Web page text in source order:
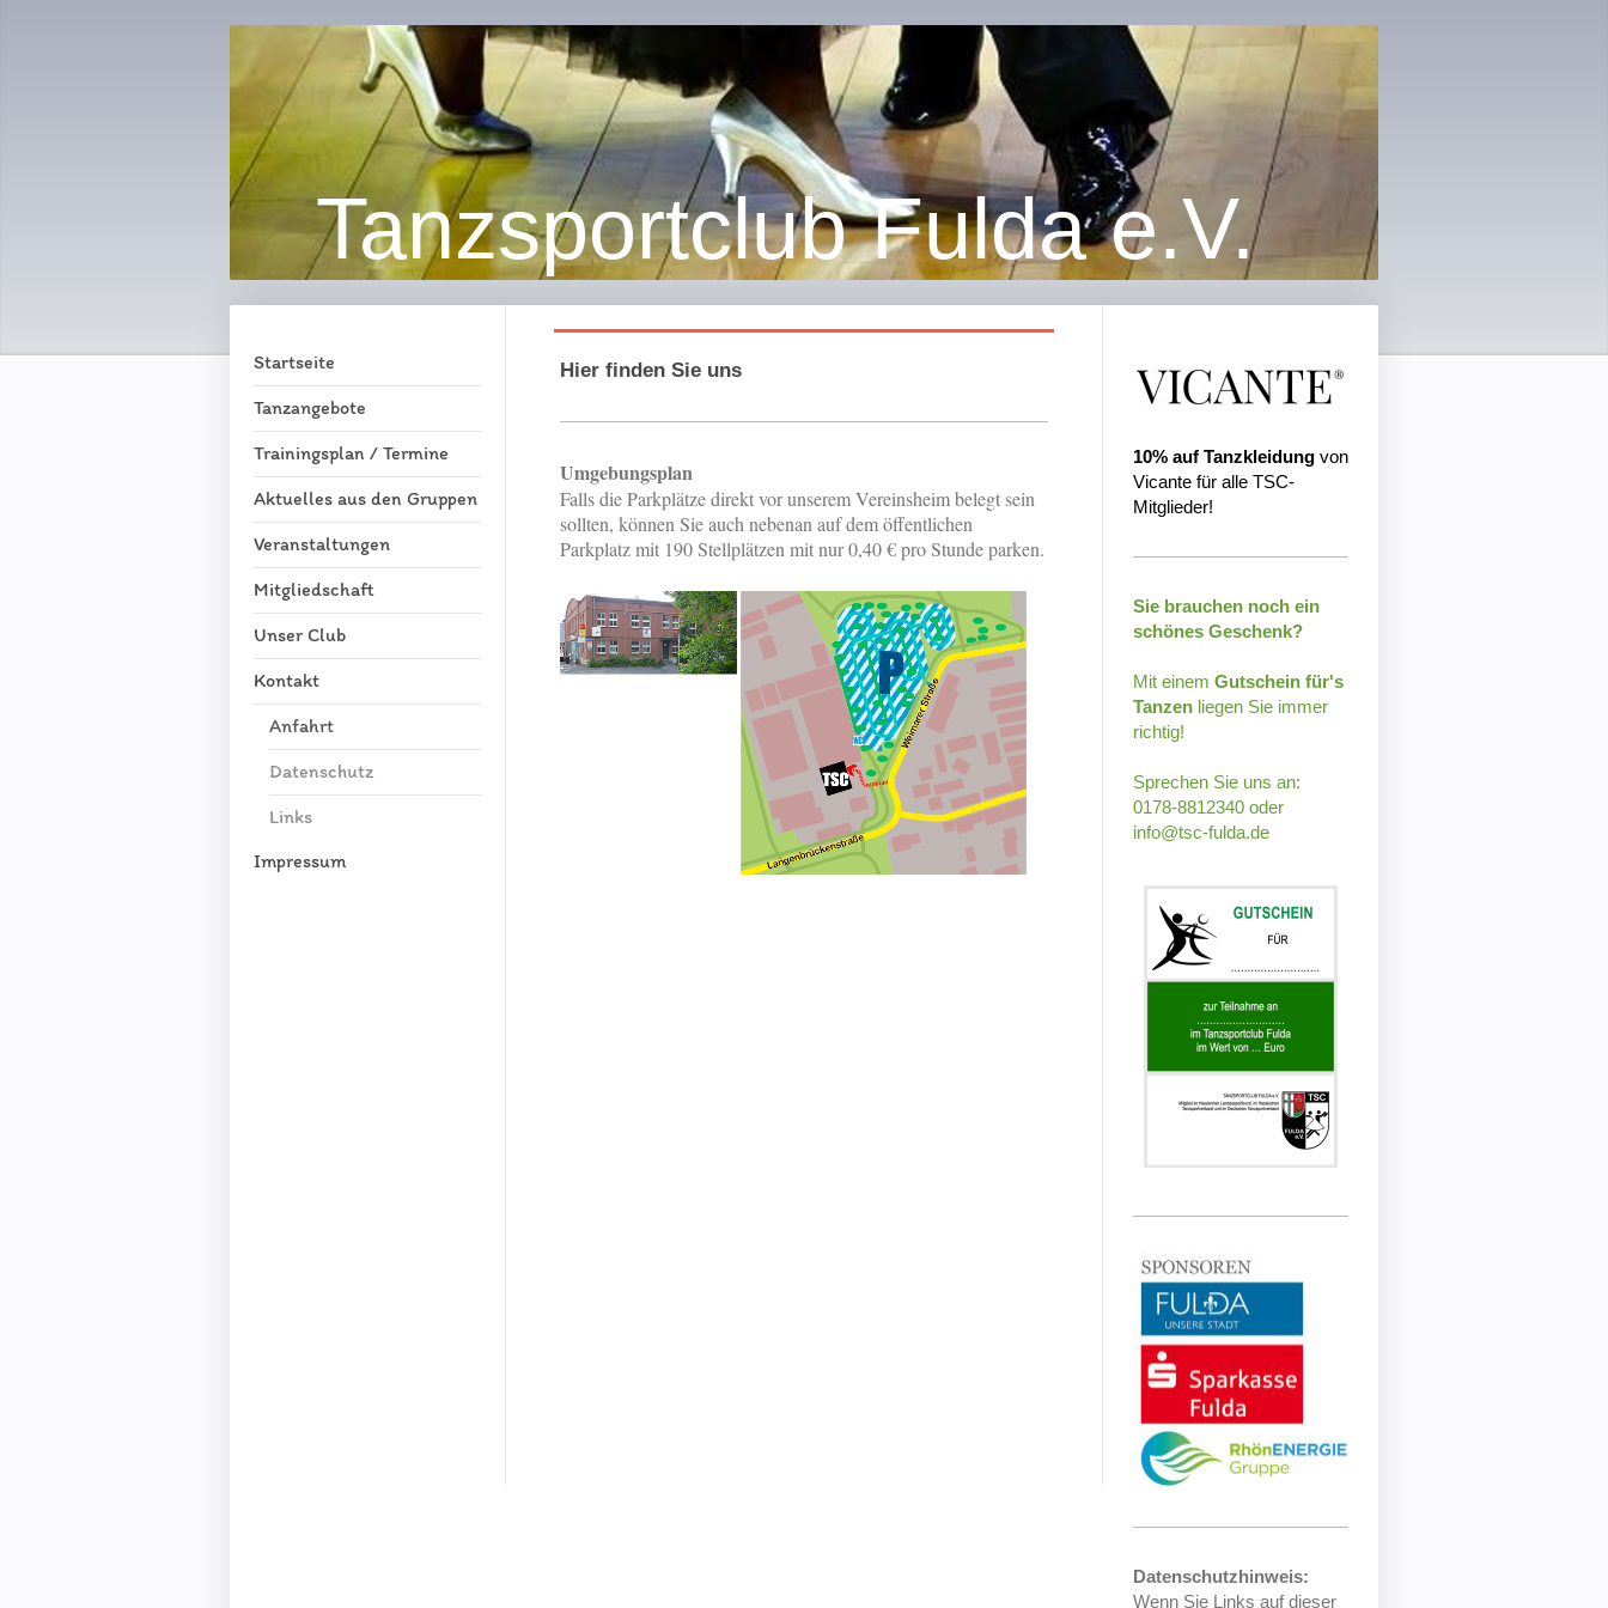
Tanzsportclub Fulda e.V.
Startseite
Tanzangebote
Trainingsplan / Termine
Aktuelles aus den Gruppen
Veranstaltungen
Mitgliedschaft
Unser Club
Kontakt
Anfahrt
Datenschutz
Links
Impressum
Hier finden Sie uns
Umgebungsplan
Falls die Parkplätze direkt vor unserem Vereinsheim belegt sein
sollten, können Sie auch nebenan auf dem öffentlichen
Parkplatz mit 190 Stellplätzen mit nur 0,40 € pro Stunde parken.
10% auf Tanzkleidungvon
Vicante für alle TSC-
Mitglieder!
Sie brauchen noch ein
schönes Geschenk?
Mit einem Gutschein für's
Tanzenliegen Sie immer
richtig!
Sprechen Sie uns an:
0178-8812340 oder
info@tsc-fulda.de
Datenschutzhinweis:
Wenn Sie Links auf dieser